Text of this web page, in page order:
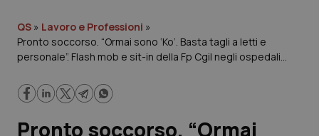
Governo e Parlamento
Regioni e Asl
Lavoro e Professioni
QS » Lavoro e Professioni »
Pronto soccorso. “Ormai sono ‘Ko’. Basta tagli a letti e
personale”. Flash mob e sit-in della Fp Cgil negli ospedali
Pronto soccorso. “Ormai